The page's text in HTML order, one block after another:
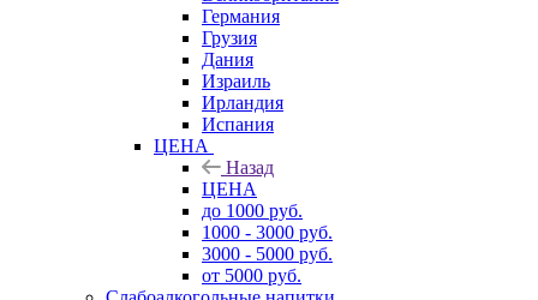
Германия
Грузия
Дания
Израиль
Ирландия
Испания
ЦЕНА
Назад
ЦЕНА
до 1000 руб.
1000 - 3000 руб.
3000 - 5000 руб.
от 5000 руб.